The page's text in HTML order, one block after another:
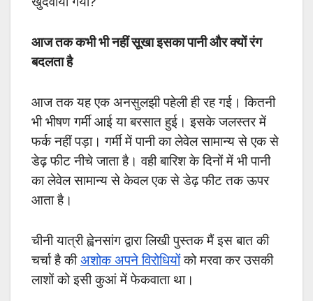
आज तक कभी भी नहीं सूखा इसका पानी और क्यों रंग
बदलता है
आज तक यह एक अनसुलझी पहेली ही रह गई। कितनी
भी भीषण गर्मी आई या बरसात हुई। इसके जलस्तर में
फर्क नहीं पड़ा। गर्मी में पानी का लेवेल सामान्य से एक से
डेढ़ फीट नीचे जाता है। वही बारिश के दिनों में भी पानी
का लेवेल सामान्य से केवल एक से डेढ़ फीट तक ऊपर
आता है।
चीनी यात्री ह्वेनसांग द्वारा लिखी पुस्तक मैं इस बात की
चर्चा है कीअशोक अपने विरोधियोंको मरवा कर उसकी
लाशों को इसी कुआं में फेकवाता था।